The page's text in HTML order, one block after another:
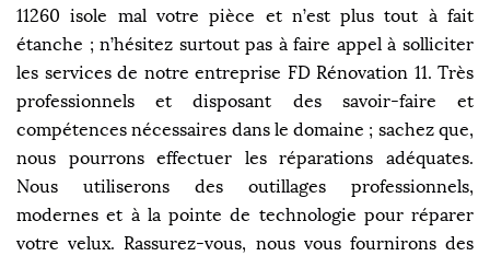
11260 isole mal votre pièce et n’est plus tout à fait
étanche ; n’hésitez surtout pas à faire appel à solliciter
les services de notre entreprise FD Rénovation 11. Très
professionnels et disposant des savoir-faire et
compétences nécessaires dans le domaine ; sachez que,
nous pourrons effectuer les réparations adéquates.
Nous utiliserons des outillages professionnels,
modernes et à la pointe de technologie pour réparer
votre velux. Rassurez-vous, nous vous fournirons des